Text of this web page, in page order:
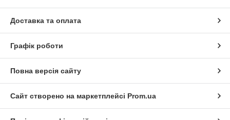
Доставка та оплата
Графік роботи
Повна версія сайту
Сайт створено на маркетплейсі Prom.ua